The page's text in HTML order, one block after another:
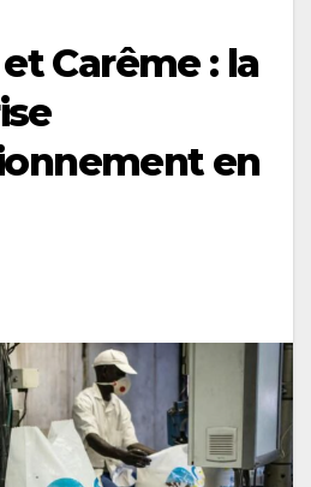
Carême : la
en